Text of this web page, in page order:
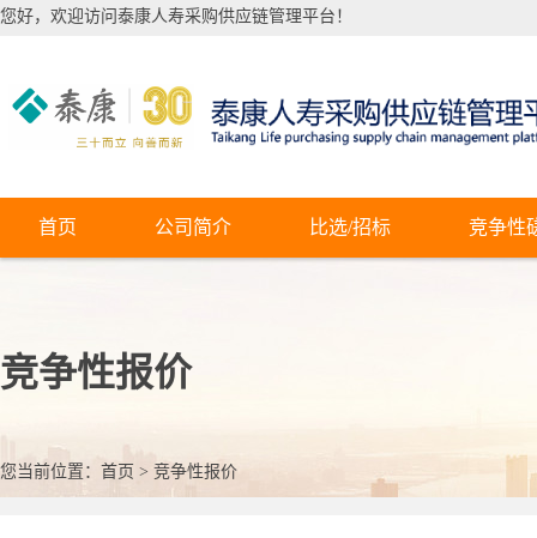
您好，欢迎访问泰康人寿采购供应链管理平台！
首页 公司简介 比选/招标 竞争性
竞争性报价
您当前位置： 首页 > 竞争性报价